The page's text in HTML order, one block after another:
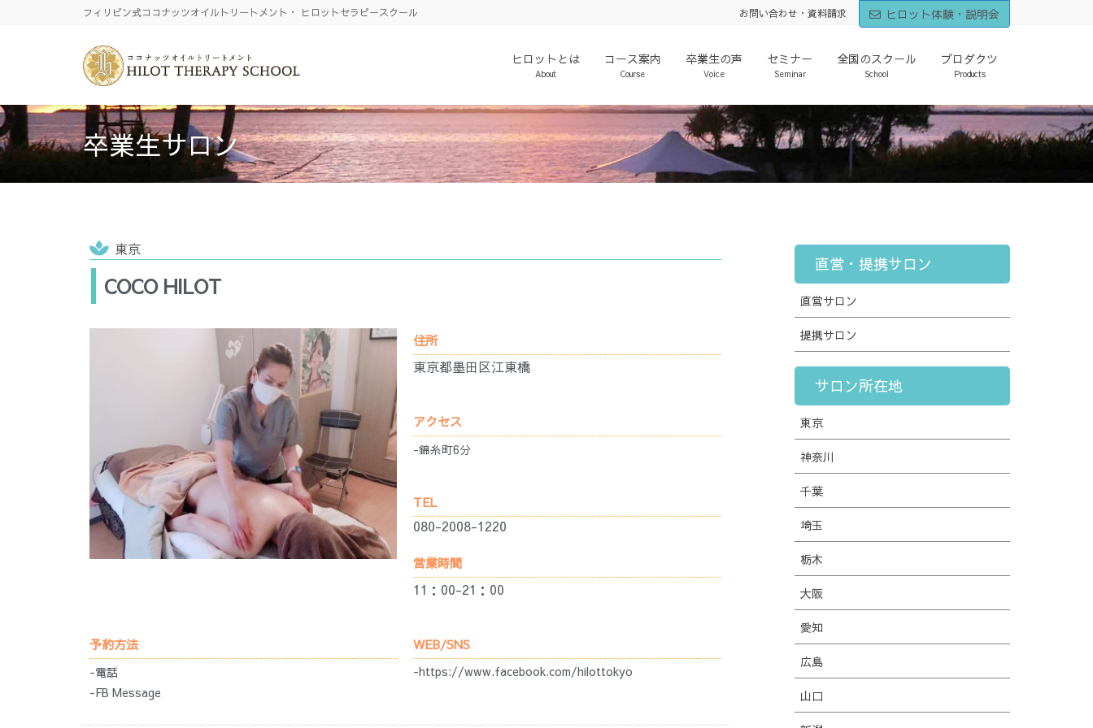
フィリピン式ココナッツオイルトリートメント・ ヒロットセラピースクール お問い合わせ・資料請求 ヒロット体験・説明会
ヒロットとは
About
コース案内
Course
卒業生の声
Voice
セミナー
Seminar
全国のスクール
School
プロダクツ
Products
卒業生サロン
東京
COCO HILOT
住所
東京都墨田区江東橋
アクセス
-錦糸町6分
TEL
080-2008-1220
営業時間
11：00-21：00
予約方法
-電話
-FB Message
WEB/SNS
-https://www.facebook.com/hilottokyo
直営・提携サロン
直営サロン
提携サロン
サロン所在地
東京
神奈川
千葉
埼玉
栃木
大阪
愛知
広島
山口